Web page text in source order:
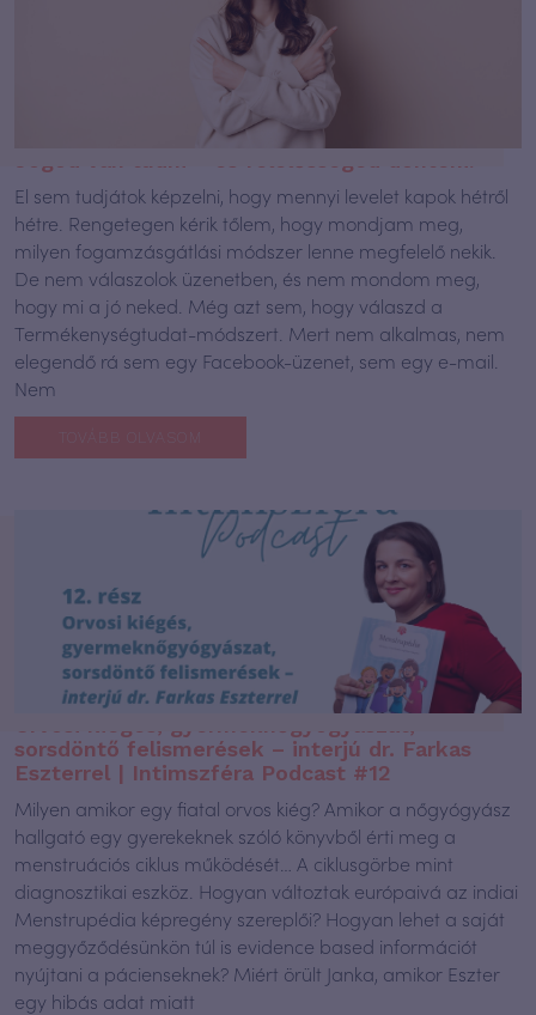
El sem tudjátok képzelni, hogy mennyi levelet kapok hétről
hétre. Rengetegen kérik tőlem, hogy mondjam meg,
milyen fogamzásgátlási módszer lenne megfelelő nekik.
De nem válaszolok üzenetben, és nem mondom meg,
hogy mi a jó neked. Még azt sem, hogy válaszd a
Termékenységtudat-módszert. Mert nem alkalmas, nem
elegendő rá sem egy Facebook-üzenet, sem egy e-mail.
Nem
sorsdöntő felismerések – interjú dr. Farkas
Eszterrel | Intimszféra Podcast #12
Milyen amikor egy fiatal orvos kiég? Amikor a nőgyógyász
hallgató egy gyerekeknek szóló könyvből érti meg a
menstruációs ciklus működését… A ciklusgörbe mint
diagnosztikai eszköz. Hogyan változtak európaivá az indiai
Menstrupédia képregény szereplői? Hogyan lehet a saját
meggyőződésünkön túl is evidence based információt
nyújtani a pácienseknek? Miért örült Janka, amikor Eszter
egy hibás adat miatt